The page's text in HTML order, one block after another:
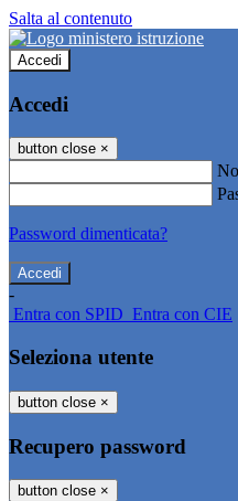
Salta al contenuto
Accedi
Accedi
button close ×
Password dimenticata?
-
Entra con SPID Entra con CIE
Seleziona utente
button close ×
Recupero password
button close ×